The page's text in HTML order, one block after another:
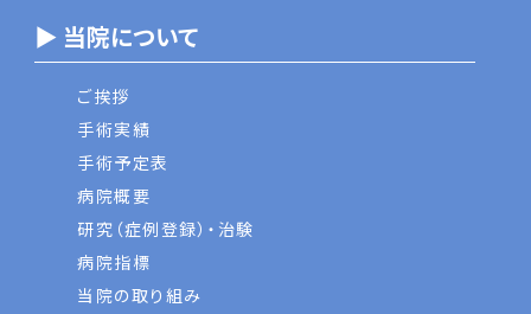
▶ 当院について
ご挨拶
手術実績
手術予定表
病院概要
研究（症例登録）・治験
病院指標
当院の取り組み